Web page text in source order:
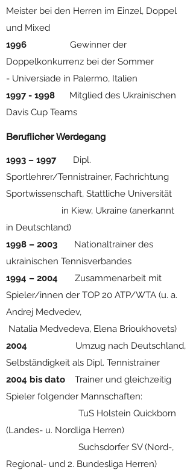
Meister bei den Herren im Einzel, Doppel
und Mixed
1996
Gewinner der
Doppelkonkurrenz bei der Sommer
- Universiade in Palermo, Italien
1997 - 1998 Mitglied des Ukrainischen
Davis Cup Teams
Beruflicher Werdegang
1993 – 1997Dipl.
Sportlehrer/Tennistrainer, Fachrichtung
Sportwissenschaft, Stattliche Universität
in Kiew, Ukraine (anerkannt
in Deutschland)
1998 – 2003
Nationaltrainer des
ukrainischen Tennisverbandes
1994 – 2004
Zusammenarbeit mit
Spieler/innen der TOP 20 ATP/WTA (u. a.
Andrej Medvedev,
Natalia Medvedeva, Elena Brioukhovets)
2004
Umzug nach Deutschland,
Selbständigkeit als Dipl. Tennistrainer
2004 bis dato Trainer und gleichzeitig
Spieler folgender Mannschaften:
TuS Holstein Quickborn
(Landes- u. Nordliga Herren)
Suchsdorfer SV (Nord-,
Regional- und 2. Bundesliga Herren)